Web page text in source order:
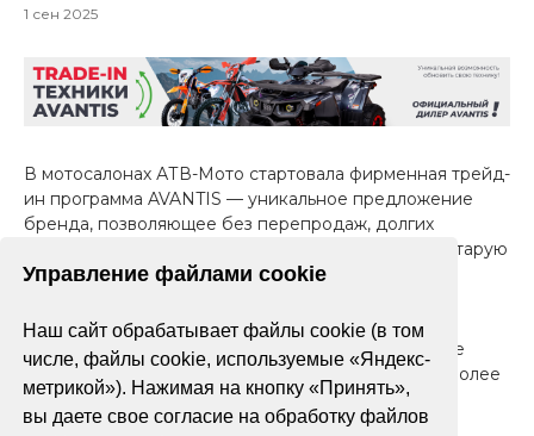
Управление файлами cookie
Наш сайт обрабатывает файлы cookie (в том
числе, файлы cookie, используемые «Яндекс-
метрикой»). Нажимая на кнопку «Принять»,
вы даете свое согласие на обработку файлов
1 сен 2025
В мотосалонах АТВ-Мото стартовала фирменная трейд-
ин программа AVANTIS — уникальное предложение
бренда, позволяющее без перепродаж, долгих
переговоров и мороки с документами обновить старую
технику AVANTIS на новую.
Так что если у вас есть мотоцикл или квадроцикл
AVANTIS (и ему не больше трёх лет) — не упустите
возможность выгодно и быстро обменять его на более
свежую модель.